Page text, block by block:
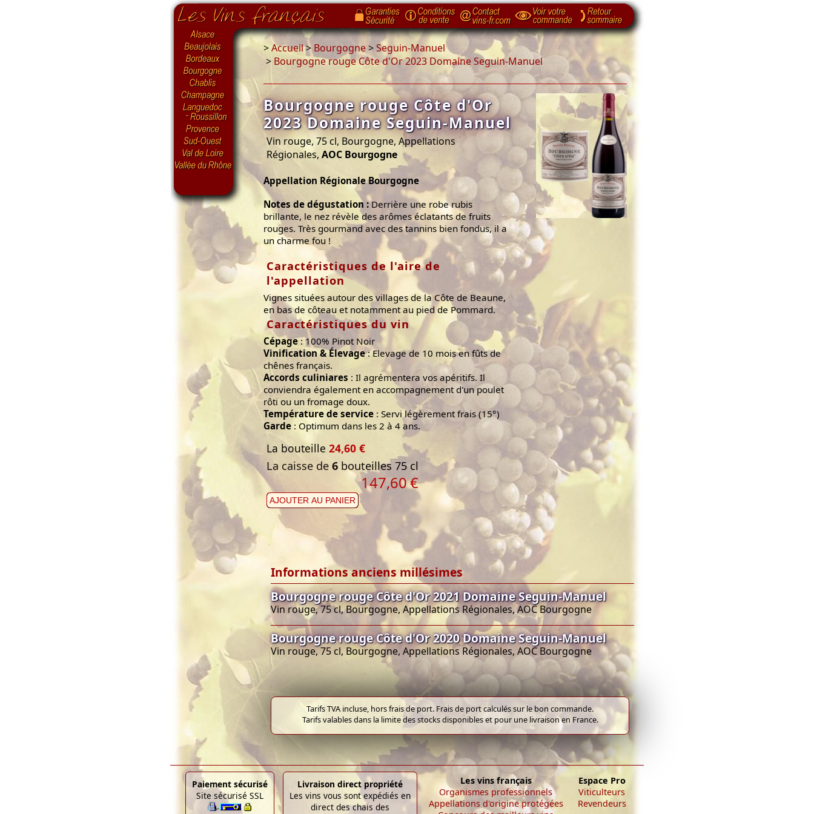
>Accueil>Bourgogne>Seguin-Manuel
> Bourgogne rouge Côte d'Or 2023 Domaine Seguin-Manuel
Bourgogne rouge Côte d'Or
2023 Domaine Seguin-Manuel
Vin rouge, 75 cl, Bourgogne, Appellations
Régionales, AOC Bourgogne
Appellation Régionale Bourgogne
Notes de dégustation :Derrière une robe rubis
brillante, le nez révèle des arômes éclatants de fruits
rouges. Très gourmand avec des tannins bien fondus, il a
un charme fou !
Caractéristiques de l'aire de
l'appellation
Vignes situées autour des villages de la Côte de Beaune,
en bas de côteau et notamment au pied de Pommard.
Caractéristiques du vin
Cépage: 100% Pinot Noir
Vinification & Élevage: Elevage de 10 mois en fûts de
chênes français.
Accords culiniares : Il agrémentera vos apéritifs. Il
conviendra également en accompagnement d'un poulet
rôti ou un fromage doux.
Température de service : Servi légèrement frais (15°)
Garde : Optimum dans les 2 à 4 ans.
La bouteille 24,60 €
La caisse de 6 bouteilles 75 cl
147,60€
AJOUTER AU PANIER
Informations anciens millésimes
Bourgogne rouge Côte d'Or 2021 Domaine Seguin-Manuel
Vin rouge, 75 cl, Bourgogne, Appellations Régionales, AOC Bourgogne
Bourgogne rouge Côte d'Or 2020 Domaine Seguin-Manuel
Vin rouge, 75 cl, Bourgogne, Appellations Régionales, AOC Bourgogne
Tarifs TVA incluse, hors frais de port. Frais de port calculés sur le bon commande.
Tarifs valables dans la limite des stocks disponibles et pour une livraison en France.
Paiement sécurisé
Site sécurisé SSL
Livraison direct propriété
Les vins vous sont expédiés en
direct des chais des
Les vins français
Organismes professionnels
Appellations d'origine protégées
Espace Pro
Viticulteurs
Revendeurs